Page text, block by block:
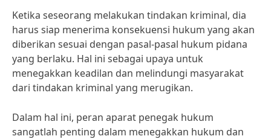
Ketika seseorang melakukan tindakan kriminal, dia
harus siap menerima konsekuensi hukum yang akan
diberikan sesuai dengan pasal-pasal hukum pidana
yang berlaku. Hal ini sebagai upaya untuk
menegakkan keadilan dan melindungi masyarakat
dari tindakan kriminal yang merugikan.
Dalam hal ini, peran aparat penegak hukum
sangatlah penting dalam menegakkan hukum dan